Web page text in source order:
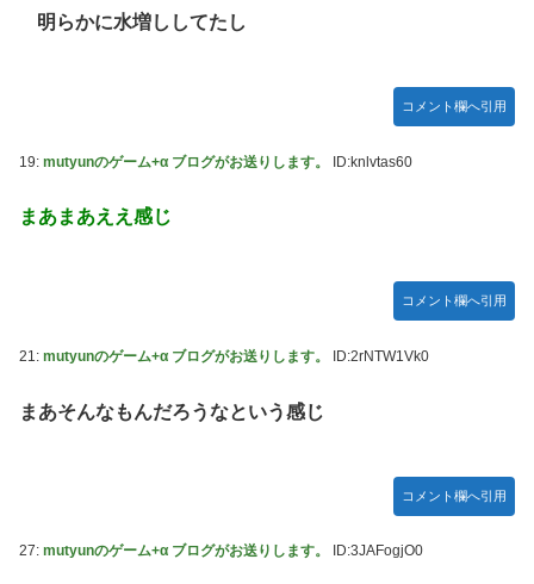
明らかに水増ししてたし
コメント欄へ引用
19: mutyunのゲーム+α ブログがお送りします。 ID:knlvtas60
まあまあええ感じ
コメント欄へ引用
21: mutyunのゲーム+α ブログがお送りします。 ID:2rNTW1Vk0
まあそんなもんだろうなという感じ
コメント欄へ引用
27: mutyunのゲーム+α ブログがお送りします。 ID:3JAFogjO0